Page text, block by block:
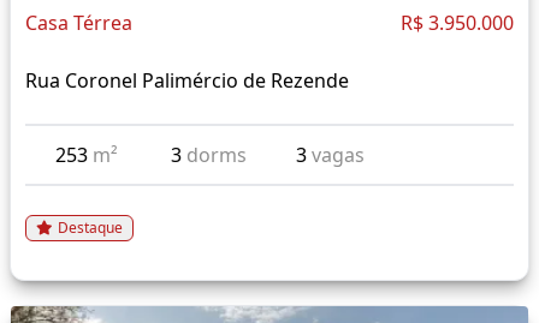
Casa Térrea R$ 3.950.000
Rua Coronel Palimércio de Rezende
253 m² 3 dorms 3vagas
Destaque